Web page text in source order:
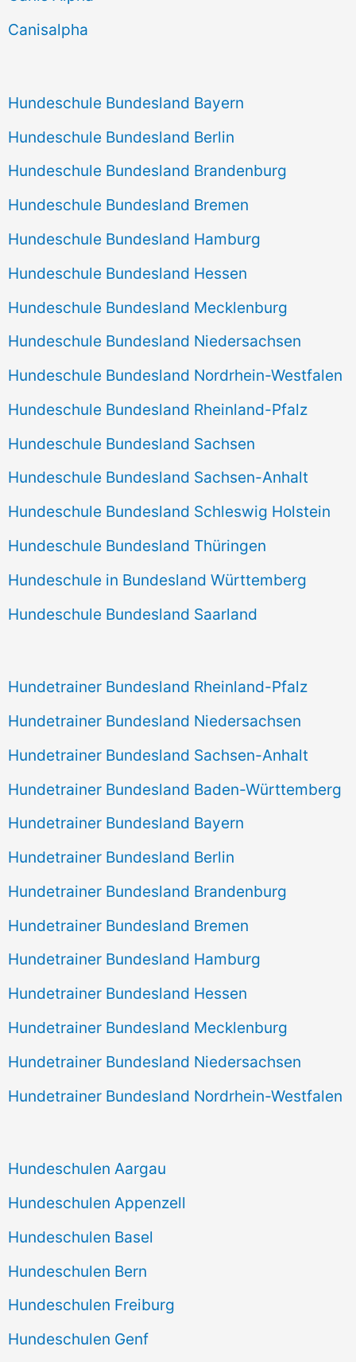
h
Canisalpha
Hundeschule Bundesland Bayern
Hundeschule Bundesland Berlin
Hundeschule Bundesland Brandenburg
Hundeschule Bundesland Bremen
Hundeschule Bundesland Hamburg
Hundeschule Bundesland Hessen
Hundeschule Bundesland Mecklenburg
Hundeschule Bundesland Niedersachsen
Hundeschule Bundesland Nordrhein-Westfalen
Hundeschule Bundesland Rheinland-Pfalz
Hundeschule Bundesland Sachsen
Hundeschule Bundesland Sachsen-Anhalt
Hundeschule Bundesland Schleswig Holstein
Hundeschule Bundesland Thüringen
Hundeschule in Bundesland Württemberg
Hundeschule Bundesland Saarland
Hundetrainer Bundesland Rheinland-Pfalz
Hundetrainer Bundesland Niedersachsen
Hundetrainer Bundesland Sachsen-Anhalt
Hundetrainer Bundesland Baden-Württemberg
Hundetrainer Bundesland Bayern
Hundetrainer Bundesland Berlin
Hundetrainer Bundesland Brandenburg
Hundetrainer Bundesland Bremen
Hundetrainer Bundesland Hamburg
Hundetrainer Bundesland Hessen
Hundetrainer Bundesland Mecklenburg
Hundetrainer Bundesland Niedersachsen
Hundetrainer Bundesland Nordrhein-Westfalen
Hundeschulen Aargau
Hundeschulen Appenzell
Hundeschulen Basel
Hundeschulen Bern
Hundeschulen Freiburg
Hundeschulen Genf